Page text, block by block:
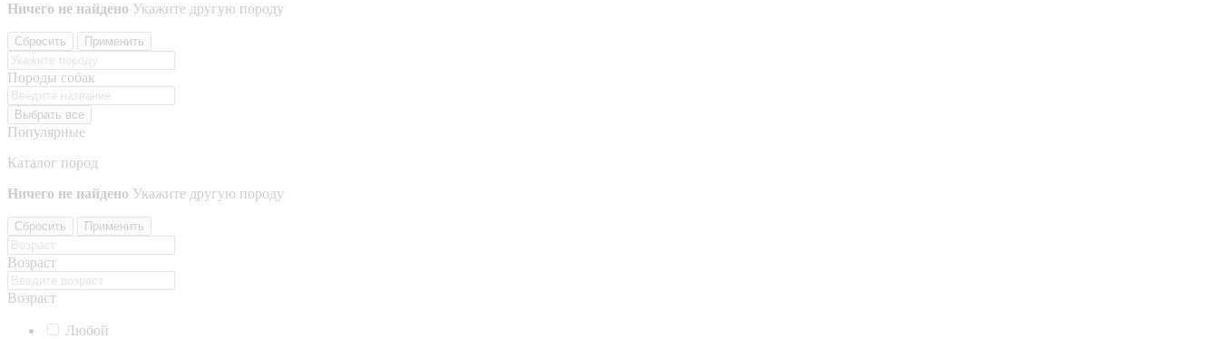
Ничего не найдено Укажите другую породу
Сбросить Применить
Породы собак
Выбрать все
Популярные
Каталог пород
Ничего не найдено Укажите другую породу
Сбросить Применить
Возраст
Возраст
Любой